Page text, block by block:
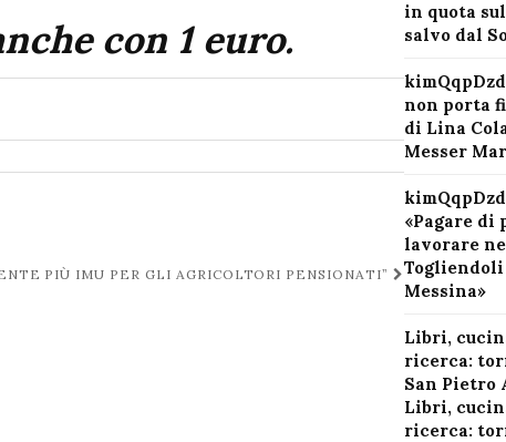
con 1 euro.
PIÙ IMU PER GLI AGRICOLTORI PENSIONATI”
in quota
salvo dal
non porta
di Lina
Messer
«Pagare
lavorare
Messina»
Libri,
ricerca:
San Pietro
Libri,
ricerca: